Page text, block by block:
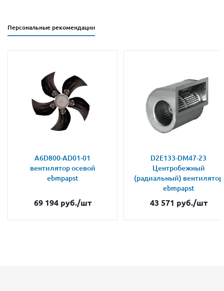
Персональные рекомендации
A6D800-AD01-01
вентилятор осевой
ebmpapst
69 194руб./шт
D2E133-DM47-23
Центробежный
(радиальный) вентилятор
ebmpapst
43 571 руб./шт